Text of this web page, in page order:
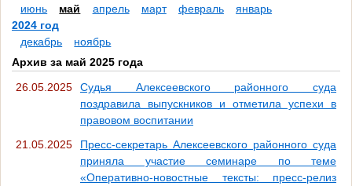
июнь
май апрель март февраль
январь
2024 год
декабрь
ноябрь
Архив за май 2025 года
26.05.2025
Судья Алексеевского районного суда
поздравила выпускников и отметила успехи в
правовом воспитании
21.05.2025
Пресс-секретарь Алексеевского районного суда
приняла участие семинаре по теме
«Оперативно-новостные тексты: пресс-релиз